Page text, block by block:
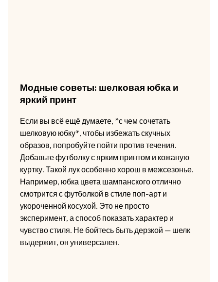
Модные советы: шелковая юбка и
яркий принт
Если вы всё ещё думаете, *с чем сочетать
шелковую юбку*, чтобы избежать скучных
образов, попробуйте пойти против течения.
Добавьте футболку с ярким принтом и кожаную
куртку. Такой лук особенно хорош в межсезонье.
Например, юбка цвета шампанского отлично
смотрится с футболкой в стиле поп-арт и
укороченной косухой. Это не просто
эксперимент, а способ показать характер и
чувство стиля. Не бойтесь быть дерзкой — шелк
выдержит, он универсален.